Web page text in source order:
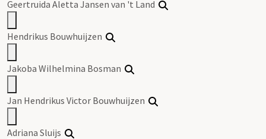
Geertruida Aletta Jansen van 't Land
Hendrikus Bouwhuijzen
Jakoba Wilhelmina Bosman
Jan Hendrikus Victor Bouwhuijzen
Adriana Sluijs